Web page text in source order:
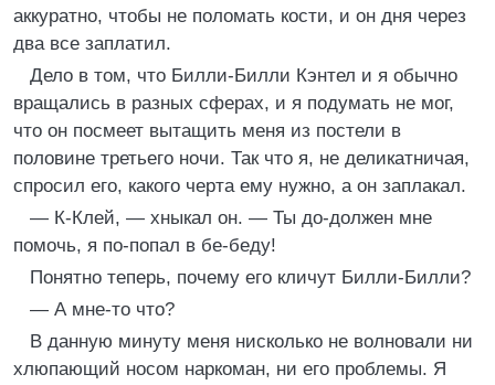
аккуратно, чтобы не поломать кости, и он дня через
два все заплатил.
Дело в том, что Билли-Билли Кэнтел и я обычно
вращались в разных сферах, и я подумать не мог,
что он посмеет вытащить меня из постели в
половине третьего ночи. Так что я, не деликатничая,
спросил его, какого черта ему нужно, а он заплакал.
— К-Клей, — хныкал он. — Ты до-должен мне
помочь, я по-попал в бе-беду!
Понятно теперь, почему его кличут Билли-Билли?
— А мне-то что?
В данную минуту меня нисколько не волновали ни
хлюпающий носом наркоман, ни его проблемы. Я